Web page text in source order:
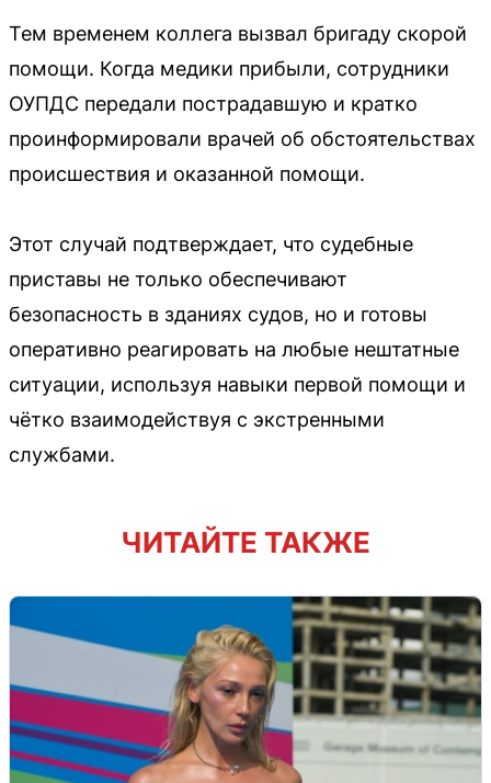
Тем временем коллега вызвал бригаду скорой
помощи. Когда медики прибыли, сотрудники
ОУПДС передали пострадавшую и кратко
проинформировали врачей об обстоятельствах
происшествия и оказанной помощи.
Этот случай подтверждает, что судебные
приставы не только обеспечивают
безопасность в зданиях судов, но и готовы
оперативно реагировать на любые нештатные
ситуации, используя навыки первой помощи и
чётко взаимодействуя с экстренными
службами.
ЧИТАЙТЕ ТАКЖЕ